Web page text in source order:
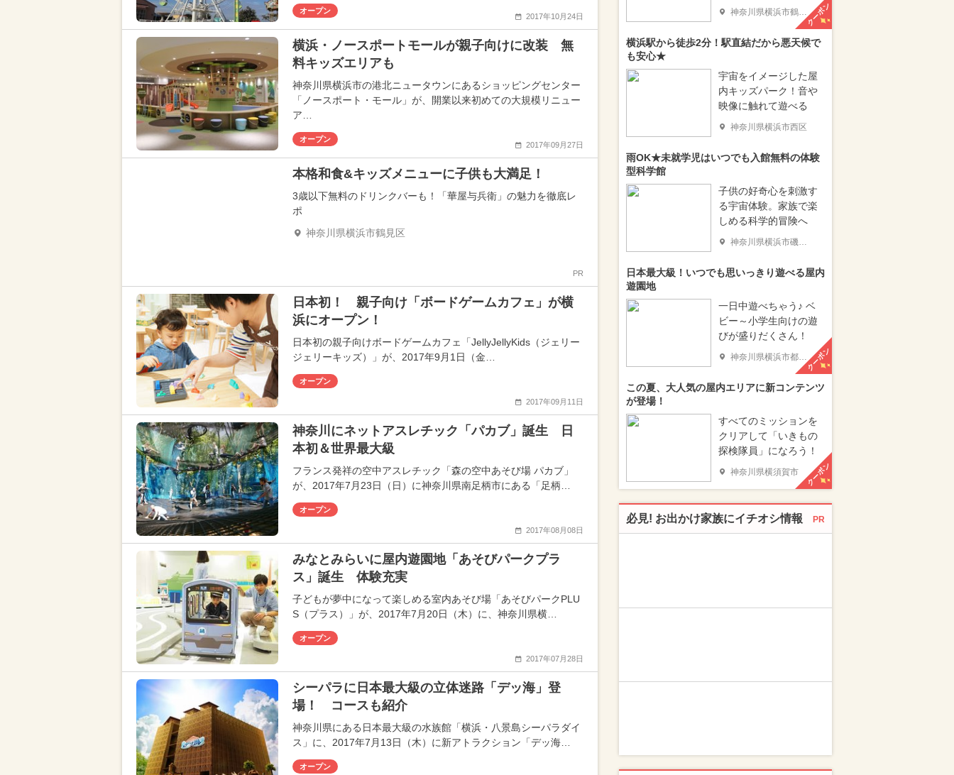
オープン
2017年10月24日
横浜・ノースポートモールが親子向けに改装 無
料キッズエリアも
神奈川県横浜市の港北ニュータウンにあるショッピングセンター
「ノースポート・モール」が、開業以来初めての大規模リニュー
ア…
オープン
2017年09月27日
本格和食&キッズメニューに子供も大満足！
3歳以下無料のドリンクバーも！「華屋与兵衛」の魅力を徹底レ
ポ
神奈川県横浜市鶴見区
PR
日本初！ 親子向け「ボードゲームカフェ」が横
浜にオープン！
日本初の親子向けボードゲームカフェ「JellyJellyKids（ジェリー
ジェリーキッズ）」が、2017年9月1日（金…
オープン
2017年09月11日
神奈川にネットアスレチック「パカブ」誕生 日
本初＆世界最大級
フランス発祥の空中アスレチック「森の空中あそび場 パカブ」
が、2017年7月23日（日）に神奈川県南足柄市にある「足柄…
オープン
2017年08月08日
みなとみらいに屋内遊園地「あそびパークプラ
ス」誕生 体験充実
子どもが夢中になって楽しめる室内あそび場「あそびパークPLU
S（プラス）」が、2017年7月20日（木）に、神奈川県横…
オープン
2017年07月28日
シーパラに日本最大級の立体迷路「デッ海」登
場！ コースも紹介
神奈川県にある日本最大級の水族館「横浜・八景島シーパラダイ
ス」に、2017年7月13日（木）に新アトラクション「デッ海…
オープン
神奈川県横浜市鶴見区 クーポン
横浜駅から徒歩2分！駅直結だから悪天候で
も安心★
宇宙をイメージした屋
内キッズパーク！音や
映像に触れて遊べる
神奈川県横浜市西区
雨OK★未就学児はいつでも入館無料の体験
型科学館
子供の好奇心を刺激す
る宇宙体験。家族で楽
しめる科学的冒険へ
神奈川県横浜市磯子区
日本最大級！いつでも思いっきり遊べる屋内
遊園地
一日中遊べちゃう♪ ベ
ビー～小学生向けの遊
びが盛りだくさん！
神奈川県横浜市都筑区 クーポン
この夏、大人気の屋内エリアに新コンテンツ
が登場！
すべてのミッションを
クリアして「いきもの
探検隊員」になろう！
神奈川県横須賀市 クーポン
必見! お出かけ家族にイチオシ情報 PR